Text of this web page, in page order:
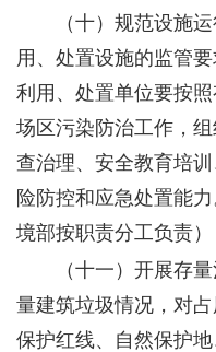
（十）规范设施运
用、处置设施的监管
利用、处置单位要按
场区污染防治工作，
查治理、安全教育培
险防控和应急处置能力
境部按职责分工负责）
（十一）开展存量
量建筑垃圾情况，对
保护红线、自然保护